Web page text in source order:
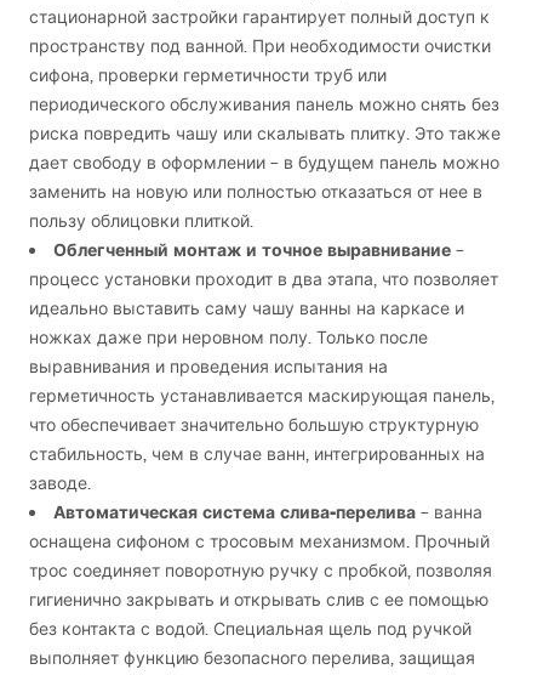
стационарной застройки гарантирует полный доступ к
пространству под ванной. При необходимости очистки
сифона, проверки герметичности труб или
периодического обслуживания панель можно снять без
риска повредить чашу или скалывать плитку. Это также
дает свободу в оформлении – в будущем панель можно
заменить на новую или полностью отказаться от нее в
пользу облицовки плиткой.
Облегченный монтаж и точное выравнивание –
процесс установки проходит в два этапа, что позволяет
идеально выставить саму чашу ванны на каркасе и
ножках даже при неровном полу. Только после
выравнивания и проведения испытания на
герметичность устанавливается маскирующая панель,
что обеспечивает значительно большую структурную
стабильность, чем в случае ванн, интегрированных на
заводе.
Автоматическая система слива-перелива – ванна
оснащена сифоном с тросовым механизмом. Прочный
трос соединяет поворотную ручку с пробкой, позволяя
гигиенично закрывать и открывать слив с ее помощью
без контакта с водой. Специальная щель под ручкой
выполняет функцию безопасного перелива, защищая